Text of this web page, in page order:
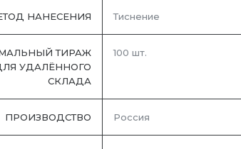
НАНЕСЕНИЯ Тиснение
ТИРАЖ
УДАЛЁННОГО
СКЛАДА
100 шт.
ПРОИЗВОДСТВО Россия